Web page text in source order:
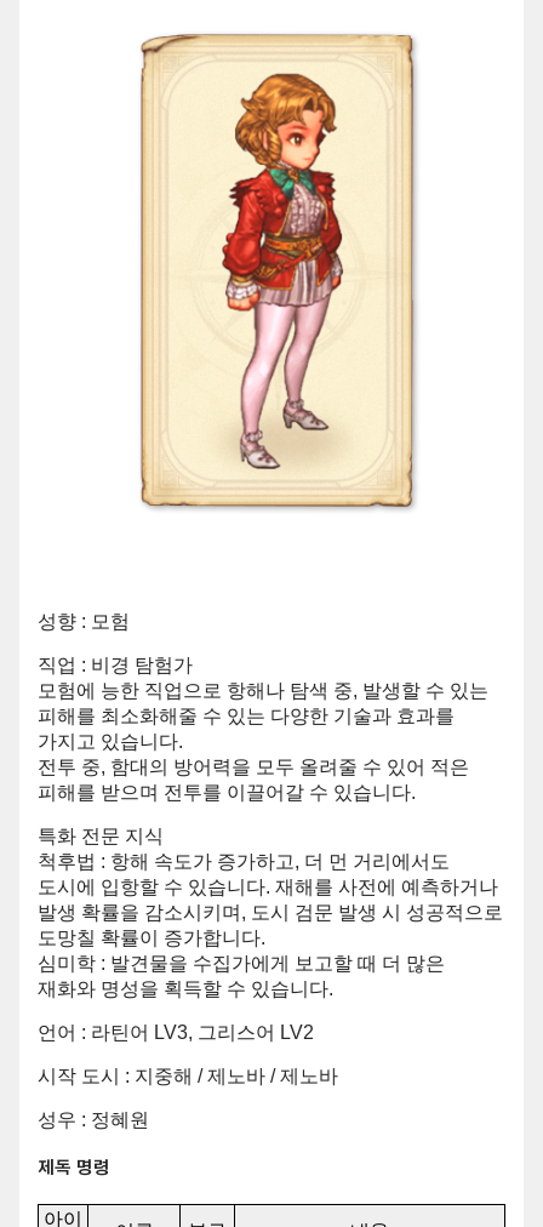
성향 : 모험
직업 : 비경 탐험가
모험에 능한 직업으로 항해나 탐색 중, 발생할 수 있는
피해를 최소화해줄 수 있는 다양한 기술과 효과를
가지고 있습니다.
전투 중, 함대의 방어력을 모두 올려줄 수 있어 적은
피해를 받으며 전투를 이끌어갈 수 있습니다.
특화 전문 지식
척후법 : 항해 속도가 증가하고, 더 먼 거리에서도
도시에 입항할 수 있습니다. 재해를 사전에 예측하거나
발생 확률을 감소시키며, 도시 검문 발생 시 성공적으로
도망칠 확률이 증가합니다.
심미학 : 발견물을 수집가에게 보고할 때 더 많은
재화와 명성을 획득할 수 있습니다.
언어 : 라틴어 LV3, 그리스어 LV2
시작 도시 : 지중해 / 제노바 / 제노바
성우 : 정혜원
제독 명령
아이